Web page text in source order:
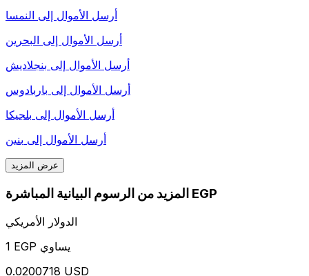
أرسل الأموال إلى النمسا
أرسل الأموال إلى البحرين
أرسل الأموال إلى بنجلاديش
أرسل الأموال إلى باربادوس
أرسل الأموال إلى بلجيكا
أرسل الأموال إلى بنين
عرض المزيد
المزيد من الرسوم البيانية المباشرة EGP
الدولار الأمريكي
1 EGP يساوي
0.0200718 USD